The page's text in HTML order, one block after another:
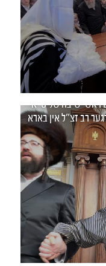
ראש ישיבה שליט"א -
רב זצ"ל אין בארא